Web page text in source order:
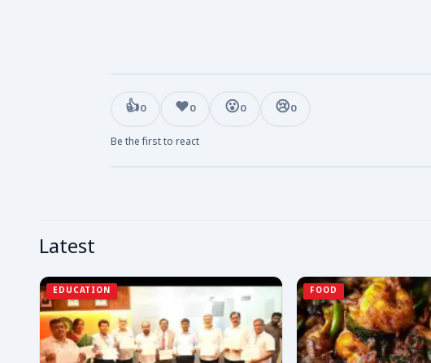
👍0 ❤️0 😮0 😢0
Be the first to react
Latest
EDUCATION FOOD